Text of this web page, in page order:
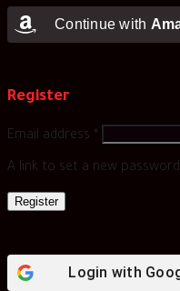
Continue with
Register
Email address *
A link to set a new
Register
Login with